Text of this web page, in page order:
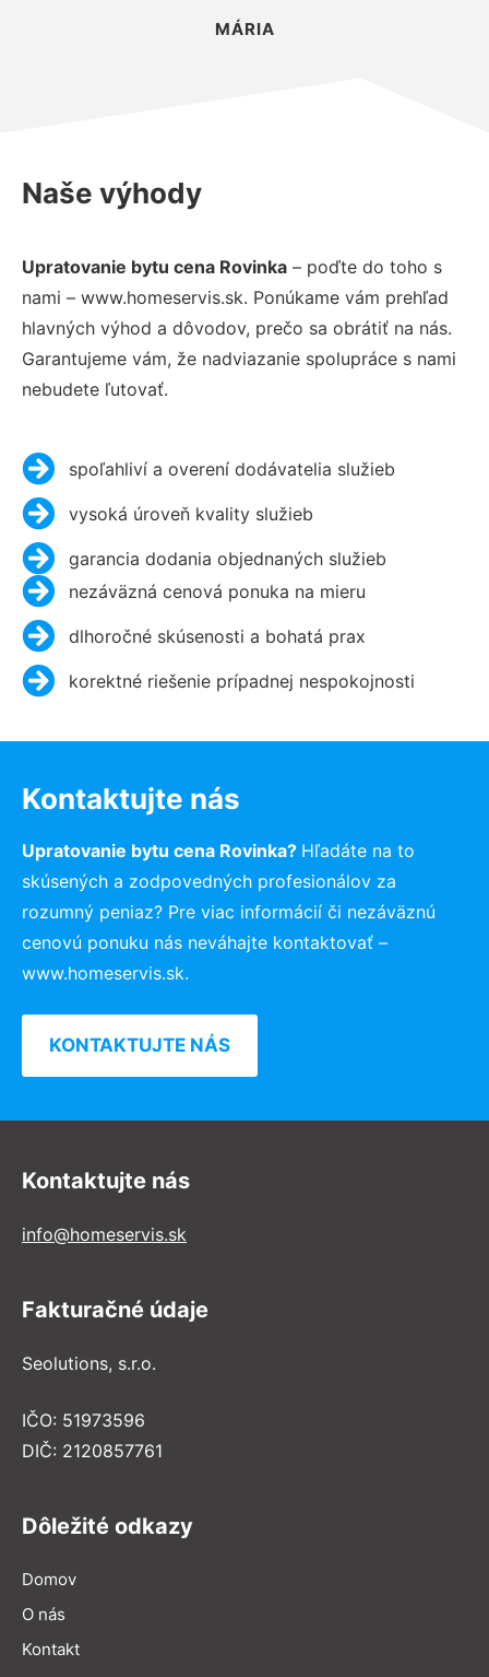
MÁRIA
Naše výhody
Upratovanie bytu cena Rovinka – poďte do toho s
nami – www.homeservis.sk. Ponúkame vám prehľad
hlavných výhod a dôvodov, prečo sa obrátiť na nás.
Garantujeme vám, že nadviazanie spolupráce s nami
nebudete ľutovať.
spoľahliví a overení dodávatelia služieb
vysoká úroveň kvality služieb
garancia dodania objednaných služieb
nezáväzná cenová ponuka na mieru
dlhoročné skúsenosti a bohatá prax
korektné riešenie prípadnej nespokojnosti
Kontaktujte nás
Upratovanie bytu cena Rovinka? Hľadáte na to
skúsených a zodpovedných profesionálov za
rozumný peniaz? Pre viac informácií či nezáväznú
cenovú ponuku nás neváhajte kontaktovať –
www.homeservis.sk.
KONTAKTUJTE NÁS
Kontaktujte nás
info@homeservis.sk
Fakturačné údaje
Seolutions, s.r.o.
IČO: 51973596
DIČ: 2120857761
Dôležité odkazy
Domov
O nás
Kontakt